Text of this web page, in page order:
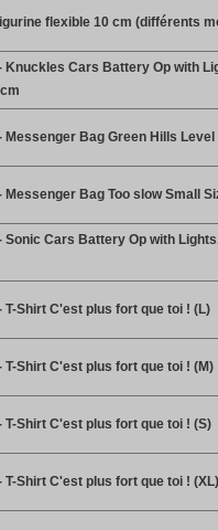
flexible 10 cm (différents
Knuckles Cars Battery Op with
Messenger Bag Green Hills Level
Messenger Bag Too slow Small
Sonic Cars Battery Op with
T-Shirt C'est plus fort que toi ! (L)
T-Shirt C'est plus fort que toi ! (M)
T-Shirt C'est plus fort que toi ! (S)
T-Shirt C'est plus fort que toi ! (XL)